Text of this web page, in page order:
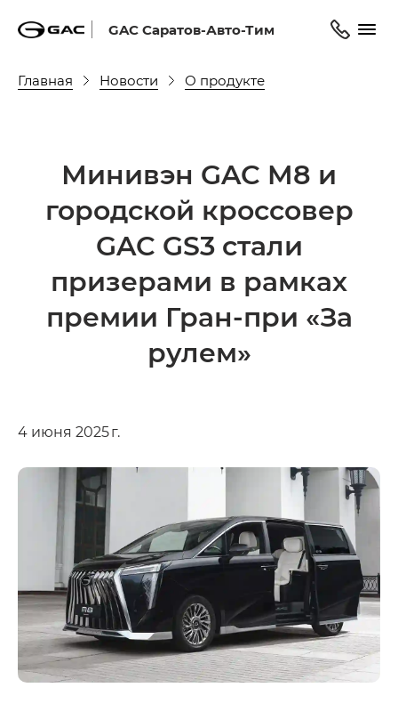
GAC Саратов-Авто-Тим
Главная Новости О продукте
Минивэн GAC M8 и
городской кроссовер
GAC GS3 стали
призерами в рамках
премии Гран-при «За
рулем»
4 июня 2025 г.